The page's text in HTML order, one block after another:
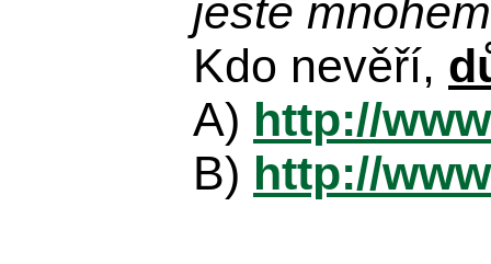
ještě
Kdo nevěří,
A) http://
B) http://